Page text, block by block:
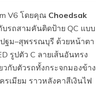
V6 โดยคุณ Choedsak
รถสามคันติดป้าย QC แบบ
ฐม–สุพรรณบุรี ด้วยหน้าตา
รูปตัว C ลายเส้นอันทรง
กับตัวรถทั้งกระจกมองข้าง
เมียม ราวหลังคาสีเงินไฟ